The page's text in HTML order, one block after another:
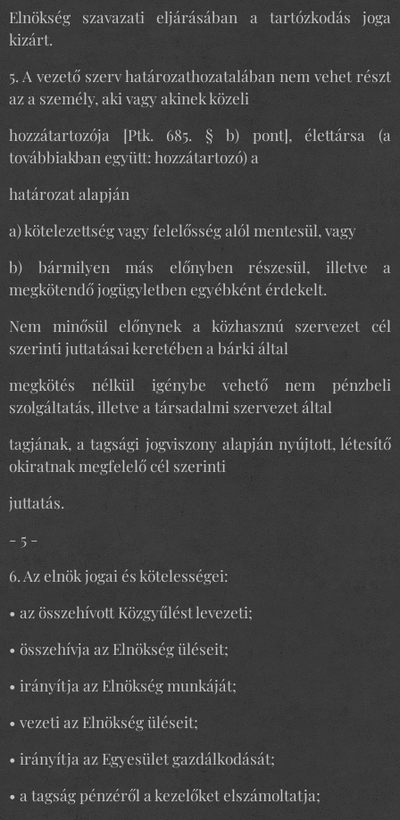
Elnökség szavazati eljárásában a tartózkodás joga
kizárt.
5. A vezető szerv határozathozatalában nem vehet részt
az a személy, aki vagy akinek közeli
hozzátartozója [Ptk. 685. § b) pont], élettársa (a
továbbiakban együtt: hozzátartozó) a
határozat alapján
a) kötelezettség vagy felelősség alól mentesül, vagy
b) bármilyen más előnyben részesül, illetve a
megkötendő jogügyletben egyébként érdekelt.
Nem minősül előnynek a közhasznú szervezet cél
szerinti juttatásai keretében a bárki által
megkötés nélkül igénybe vehető nem pénzbeli
szolgáltatás, illetve a társadalmi szervezet által
tagjának, a tagsági jogviszony alapján nyújtott, létesítő
okiratnak megfelelő cél szerinti
juttatás.
- 5 -
6. Az elnök jogai és kötelességei:
• az összehívott Közgyűlést levezeti;
• összehívja az Elnökség üléseit;
• irányítja az Elnökség munkáját;
• vezeti az Elnökség üléseit;
• irányítja az Egyesület gazdálkodását;
• a tagság pénzéről a kezelőket elszámoltatja;